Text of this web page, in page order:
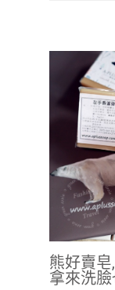
熊好賣
拿來洗